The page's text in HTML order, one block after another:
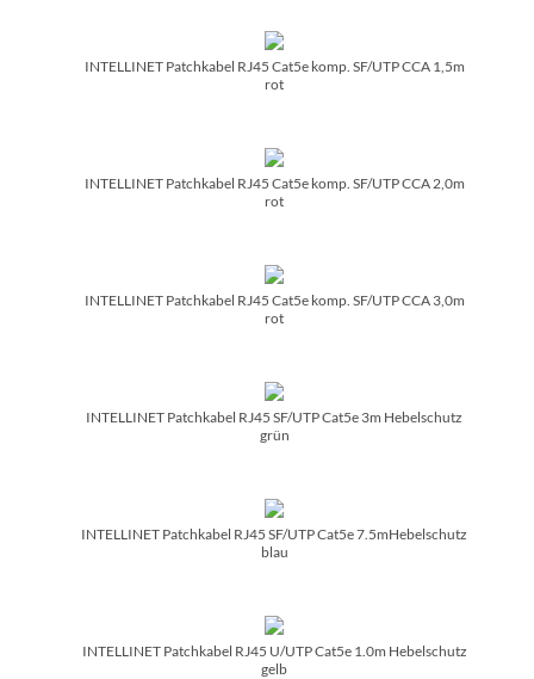
INTELLINET Patchkabel RJ45 Cat5e komp. SF/­UTP CCA 1,5m
rot
INTELLINET Patchkabel RJ45 Cat5e komp. SF/­UTP CCA 2,0m
rot
INTELLINET Patchkabel RJ45 Cat5e komp. SF/­UTP CCA 3,0m
rot
INTELLINET Patchkabel RJ45 SF/­UTP Cat5e 3m Hebelschutz
grün
INTELLINET Patchkabel RJ45 SF/­UTP Cat5e 7.5mHebelschutz
blau
INTELLINET Patchkabel RJ45 U/­UTP Cat5e 1.0m Hebelschutz
gelb